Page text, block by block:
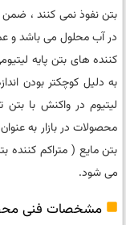
بتن نفوذ نمی کنند ، ضمن
در آب محلول می باشد و
کننده های بتن پایه
به دلیل کوچکتر بودن
لیتیوم در واکنش با بتن
محصولات در بازار به
بتن مایع ( متراکم کننده
می شود.